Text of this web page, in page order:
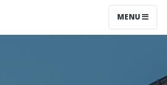
MENU